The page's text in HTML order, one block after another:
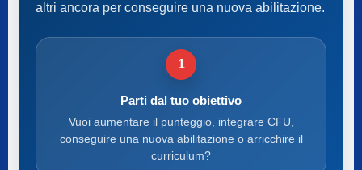
altri ancora per conseguire una nuova abilitazione.
1
Parti dal tuo obiettivo
Vuoi aumentare il punteggio, integrare CFU,
conseguire una nuova abilitazione o arricchire il
curriculum?